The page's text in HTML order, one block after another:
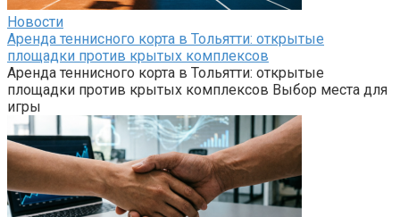
Новости
Аренда теннисного корта в Тольятти: открытые
площадки против крытых комплексов
Аренда теннисного корта в Тольятти: открытые
площадки против крытых комплексов Выбор места для
игры